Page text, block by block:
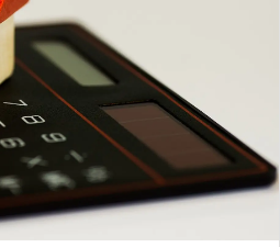
запустили программу
сотрудников IT-
кредитом на
сниженной ставке могли
поскольку к ним
высокие требования по
существенно для молодых
ситуация изменилась.